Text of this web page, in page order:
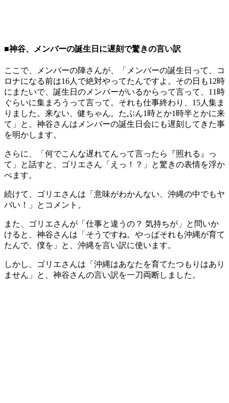
■神谷、メンバーの誕生日に遅刻で驚きの言い訳
ここで、メンバーの陣さんが、「メンバーの誕生日って、コ
ロナになる前は16人で絶対やってたんですよ。その日も12時
にまたいで、誕生日のメンバーがいるからって言って、11時
ぐらいに集まろうって言って。それも仕事終わり、15人集ま
りました。来ない、健ちゃん。たぶん1時とか1時半とかに来
て」と、神谷さんはメンバーの誕生日会にも遅刻してきた事
を明かします。
さらに、「何でこんな遅れてんって言ったら『照れる』っ
て」と話すと、ゴリエさん「えっ！？」と驚きの表情を浮か
べます。
続けて、ゴリエさんは「意味がわかんない、沖縄の中でもヤ
バい！」とコメント。
また、ゴリエさんが「仕事と違うの？ 気持ちが」と問いか
けると、神谷さんは「そうですね。やっぱそれも沖縄が育て
たんで、僕を」と、沖縄を言い訳に使います。
しかし、ゴリエさんは「沖縄はあなたを育てたつもりはあり
ません」と、神谷さんの言い訳を一刀両断しました。